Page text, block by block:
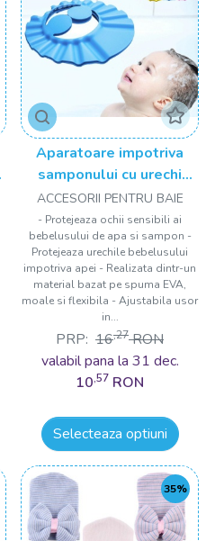
Aparatoare impotriva
samponului cu urechi
Drool
ACCESORII PENTRU BAIE
- Protejeaza ochii sensibili ai
bebelusului de apa si sampon -
Protejeaza urechile bebelusului
impotriva apei - Realizata dintr-un
material bazat pe spuma EVA,
moale si flexibila - Ajustabila usor
in...
PRP: 16,27 RON
valabil pana la 31 dec.
10,57 RON
Selecteaza optiuni
35%